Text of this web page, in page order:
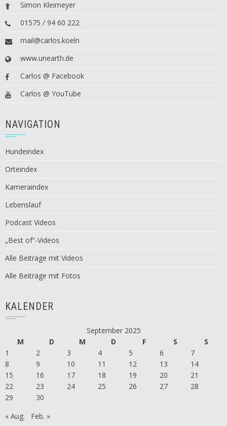
Simon Kleimeyer
01575 / 94 60 222
mail@carlos.koeln
www.unearth.de
Carlos @ Facebook
Carlos @ YouTube
NAVIGATION
Hundeindex
Orteindex
Kameraindex
Lebenslauf
Podcast Videos
„Best of“-Videos
Alle Beiträge mit Videos
Alle Beiträge mit Fotos
KALENDER
September 2025
M
D M D F S
S
1
2 3 4 5 6
7
8
9 10 11 12 13
14
15
16 17 18 19 20
21
22
23 24 25 26 27
28
29
30
« Aug.
Feb. »